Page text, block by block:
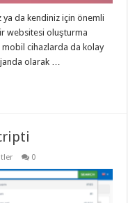
da kendiniz için önemli
websitesi oluşturma
mobil cihazlarda da kolay
olarak …
0